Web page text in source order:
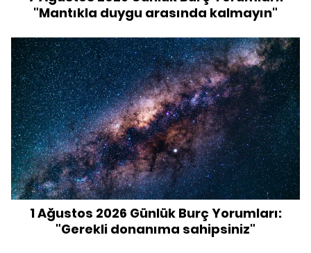
"Mantıkla duygu arasında kalmayın"
1 Ağustos 2026 Günlük Burç Yorumları:
"Gerekli donanıma sahipsiniz"